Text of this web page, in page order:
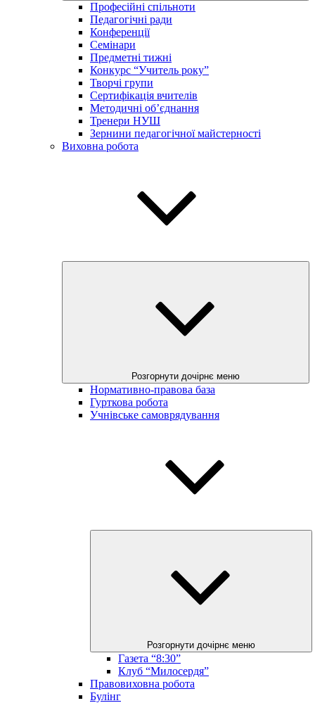
Професійні спільноти
Педагогічні ради
Конференції
Семінари
Предметні тижні
Конкурс “Учитель року”
Творчі групи
Сертифікація вчителів
Методичні об’єднання
Тренери НУШ
Зернини педагогічної майстерності
Виховна робота
Розгорнути дочірнє меню
Нормативно-правова база
Гурткова робота
Учнівське самоврядування
Розгорнути дочірнє меню
Газета “8:30”
Клуб “Милосердя”
Правовиховна робота
Булінг